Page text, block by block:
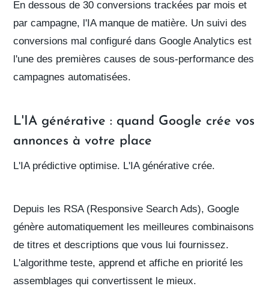
En dessous de 30 conversions trackées par mois et
par campagne, l'IA manque de matière. Un suivi des
conversions mal configuré dans Google Analytics est
l'une des premières causes de sous-performance des
campagnes automatisées.
L'IA générative : quand Google crée vos
annonces à votre place
L'IA prédictive optimise. L'IA générativecrée.
Depuis les RSA (Responsive Search Ads), Google
génère automatiquement les meilleures combinaisons
de titres et descriptions que vous lui fournissez.
L'algorithme teste, apprend et affiche en priorité les
assemblages qui convertissent le mieux.